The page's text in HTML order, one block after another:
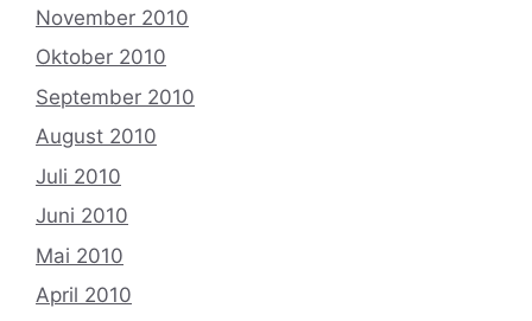
November 2010
Oktober 2010
September 2010
August 2010
Juli 2010
Juni 2010
Mai 2010
April 2010